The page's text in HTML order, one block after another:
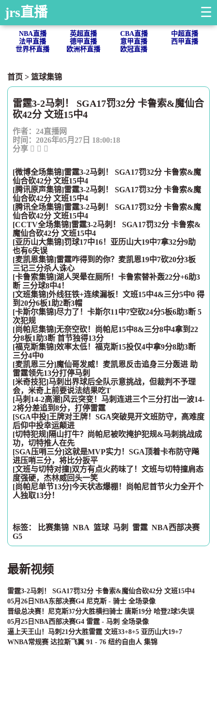
jrs直播 ☰
NBA直播 英超直播 CBA直播
中超直播
法甲直播
德甲直播 意甲直播
西甲直播
世界杯直播
欧洲杯直播 欧冠直播
首页 > 篮球集锦
雷霆3-2马刺！ SGA17罚32分 卡鲁索&魔仙合
砍42分 文班15中4
作者：24直播网
时间：2026年05月27日 18:00:18
分享
[微博全场集锦]雷霆3-2马刺！ SGA17罚32分 卡鲁索&魔
仙合砍42分 文班15中4
[腾讯原声集锦]雷霆3-2马刺！ SGA17罚32分 卡鲁索&魔
仙合砍42分 文班15中4
[腾讯全场集锦]雷霆3-2马刺！ SGA17罚32分 卡鲁索&魔
仙合砍42分 文班15中4
[CCTV全场集锦]雷霆3-2马刺！ SGA17罚32分 卡鲁索&
魔仙合砍42分 文班15中4
[亚历山大集锦]罚球17中16！亚历山大19中7拿32分9助
也有6失误
[麦凯恩集锦]雷霆咋得到的你？麦凯恩19中7砍20分3板
三记三分杀人诛心
[卡鲁索集锦]湖人哭晕在厕所！卡鲁索替补轰22分+6助3
断 三分球8中4！
[文班集锦]外线狂铁+连续漏板！文班15中4&三分5中0 得
到20分6板1助2断3帽
[卡斯尔集锦]尽力了！卡斯尔11中7空砍24分5板6助3断 5
次犯规
[尚帕尼集锦]无奈空砍！尚帕尼15中8&三分8中4拿到22
分8板1助3断 首节独得13分
[福克斯集锦]效率太低！福克斯15投仅4中拿9分8助3断
三分4中0
[麦凯恩三分]魔仙哥发威！麦凯恩反击追身三分轰进 助
雷霆领先13分打停马刺
[米奇技犯]马刺出界球后全队示意挑战，但裁判不予理
会，米奇上前要说法结果吃T
[马刺14-2高潮]风云突变！马刺连进三个三分打出一波14-
2将分差追到8分，打停雷霆
[SGA中投]王牌对王牌！SGA突破晃开文班防守，高难度
后仰中投幸运颠进
[切特犯规]隔山打牛？尚帕尼被吹掩护犯规&马刺挑战成
功，切特推人在先
[SGA压哨三分]这就是MVP实力！SGA顶着卡布防守飚
进压哨三分，将比分扳平
[文班与切特对撞]双方有点火药味了！文班与切特撞肩态
度强硬，杰林威回头一笑
[尚帕尼单节13分]今天状态爆棚！尚帕尼首节火力全开个
人独取13分！
标签： 比赛集锦 NBA 篮球 马刺 雷霆 NBA西部决赛
G5
最新视频
雷霆3-2马刺！ SGA17罚32分 卡鲁索&魔仙合砍42分 文班15中4
05月26日NBA东部决赛G4 尼克斯 - 骑士 全场录像
晋级总决赛！尼克斯37分大胜横扫骑士 唐斯19分 哈登2球5失误
05月25日NBA西部决赛G4 雷霆 - 马刺 全场录像
逼上天王山！马刺21分大胜雷霆 文班33+8+5 亚历山大19+7
WNBA常规赛 达拉斯飞翼 91 - 76 纽约自由人 集锦